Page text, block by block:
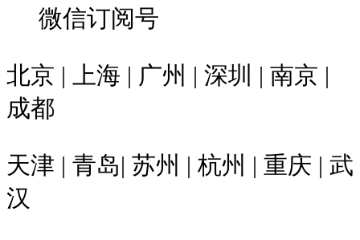
微信订阅号
北京 | 上海 | 广州 | 深圳 | 南京 |
成都
天津 | 青岛| 苏州 | 杭州 | 重庆 | 武
汉